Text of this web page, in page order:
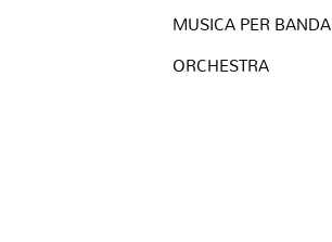
MUSICA PER BANDA
ORCHESTRA